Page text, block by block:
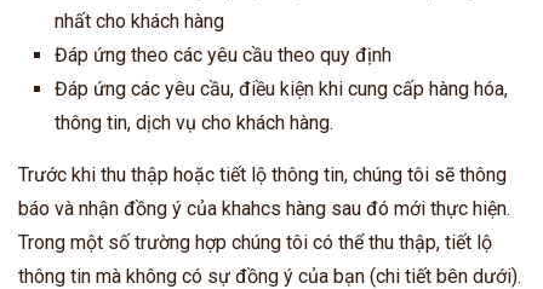
nhất cho khách hàng
Đáp ứng theo các yêu cầu theo quy định
Đáp ứng các yêu cầu, điều kiện khi cung cấp hàng hóa,
thông tin, dịch vụ cho khách hàng.
Trước khi thu thập hoặc tiết lộ thông tin, chúng tôi sẽ thông
báo và nhận đồng ý của khahcs hàng sau đó mới thực hiện.
Trong một số trường hợp chúng tôi có thể thu thập, tiết lộ
thông tin mà không có sự đồng ý của bạn (chi tiết bên dưới).